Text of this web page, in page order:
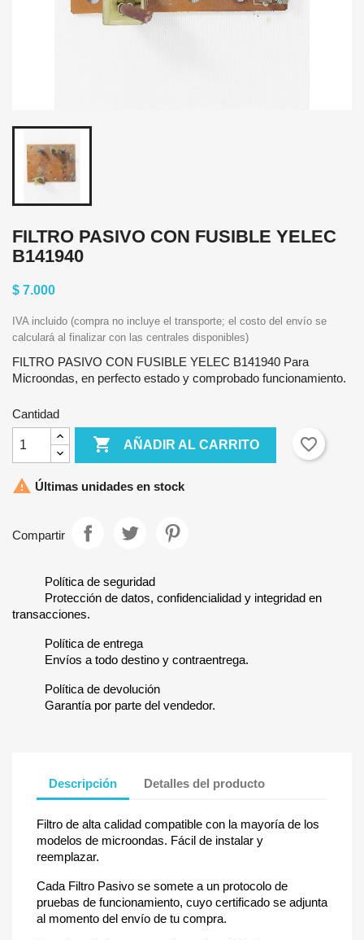
FILTRO PASIVO CON FUSIBLE YELEC
B141940
$ 7.000
IVA incluido (compra no incluye el transporte; el costo del envío se
calculará al finalizar con las centrales disponibles)
FILTRO PASIVO CON FUSIBLE YELEC B141940 Para
Microondas, en perfecto estado y comprobado funcionamiento.
Cantidad
 AÑADIR AL CARRITO favorite_border
 Últimas unidades en stock
Compartir
Política de seguridad
Protección de datos, confidencialidad y integridad en
transacciones.
Política de entrega
Envíos a todo destino y contraentrega.
Política de devolución
Garantía por parte del vendedor.
Descripción Detalles del producto
Filtro de alta calidad compatible con la mayoría de los
modelos de microondas. Fácil de instalar y
reemplazar.
Cada Filtro Pasivo se somete a un protocolo de
pruebas de funcionamiento, cuyo certificado se adjunta
al momento del envío de tu compra.